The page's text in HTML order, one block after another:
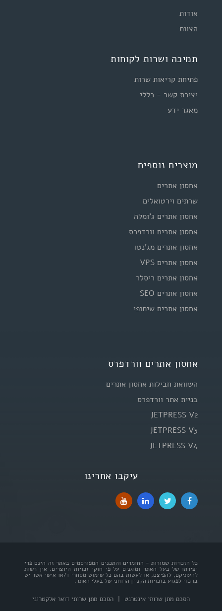
אודות
הצוות
תמיכה ושרות לקוחות
פתיחת קריאות שרות
יצירת קשר - כללי
מאגר ידע
מוצרים נוספים
אחסון אתרים
שרתים וירטואלים
אחסון אתרים ג'ומלה
אחסון אתרים וורדפרס
אחסון אתרים מג'נטו
אחסון אתרים VPS
אחסון אתרים ריסלר
אחסון אתרים SEO
אחסון אתרים שיתופי
אחסון אתרים וורדפרס
השוואת חבילות אחסון אתרים
בניית אתר וורדפרס
JETPRESS V2
JETPRESS V3
JETPRESS V4
עיקבו אחרינו
כל הזכויות שמורות - החומרים והתכנים המפורסמים באתר זה הינם פרי
יצירתו של בעל האתר ומוגנים על פי חוקי זכויות היוצרים. אין רשות
להעתיקם, להפיצם, או לעשות בהם כל שימוש מסחרי ו/או אישי אשר יש
בו כדי לפגוע בזכויות הקניין הרוחני של בעלי האתר.
הסכם מתן שרותי אינטרנט | הסכם מתן שרותי דואר אלקטרוני